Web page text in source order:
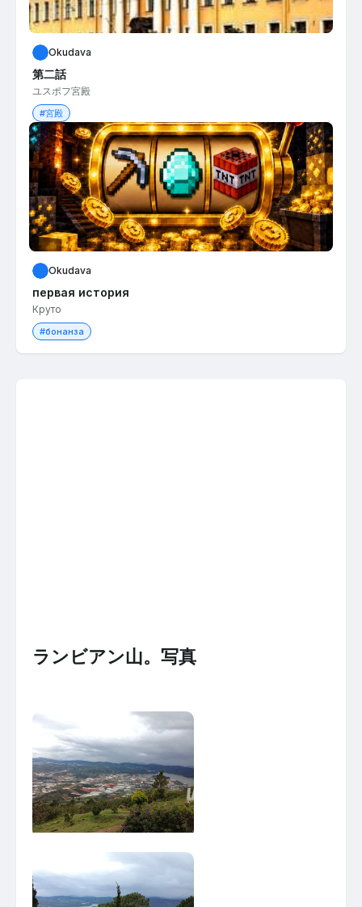
ランビアン山。写真
Okudava
第二話
ユスポフ宮殿
#宮殿
Okudava
первая история
Круто
#бонанза